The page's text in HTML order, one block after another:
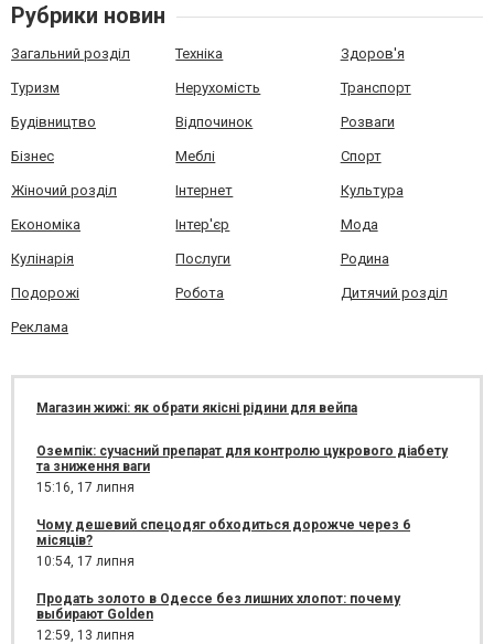
Рубрики новин
Загальний розділ Техніка Здоров'я
Туризм Нерухомість Транспорт
Будівництво Відпочинок Розваги
Бізнес Меблі Спорт
Жіночий розділ Інтернет Культура
Економіка Інтер'єр Мода
Кулінарія Послуги Родина
Подорожі Робота Дитячий розділ
Реклама
Магазин жижі: як обрати якісні рідини для вейпа
Оземпік: сучасний препарат для контролю цукрового діабету
та зниження ваги
15:16, 17 липня
Чому дешевий спецодяг обходиться дорожче через 6
місяців?
10:54, 17 липня
Продать золото в Одессе без лишних хлопот: почему
выбирают Golden
12:59, 13 липня